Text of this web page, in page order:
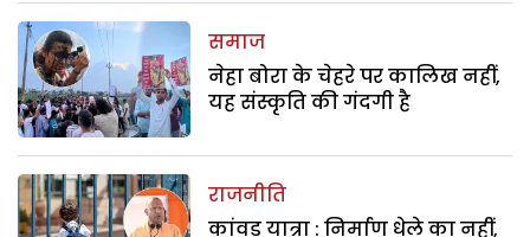
समाज
नेहा बोरा के चेहरे पर कालिख नहीं,
यह संस्कृति की गंदगी है
राजनीति
कांवड़ यात्रा : निर्माण धेले का नहीं,